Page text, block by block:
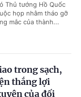
Thủ tướng Hồ Quốc
họp nhằm tháo gỡ
mắc của thành...
trong sạch,
thắng lợi
của đối